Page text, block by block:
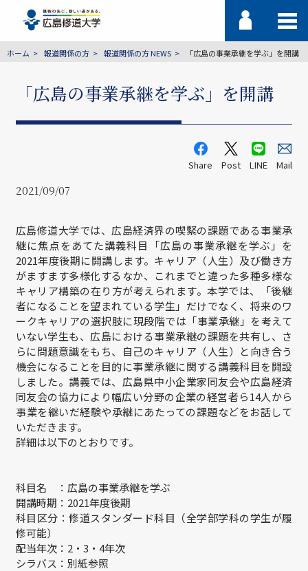
ホーム 報道関係の方 報道関係の方 NEWS 「広島の事業承継を学ぶ」を開講
「広島の事業承継を学ぶ」を開講
Share Post LINE Mail
2021/09/07
広島修道大学では、広島経済界の喫緊の課題である事業承
継に焦点をあてた講義科目「広島の事業承継を学ぶ」を
2021年度後期に開講します。キャリア（人生）及び働き方
がますます多様化するなか、これまでと違った多種多様な
キャリア構築の在り方が考えられます。本学では、「後継
者になることを望まれている学生」だけでなく、将来のワ
ークキャリアの選択肢に現段階では「事業承継」を考えて
いない学生も、広島における事業承継の課題を共有し、さ
らに問題意識をもち、自己のキャリア（人生）と向き合う
機会になることを目的に事業承継に関する講義科目を開設
しました。講義では、広島県中小企業家同友会や広島経済
同友会の協力により幅広い分野の企業の経営者ら14人から
事業を継いだ経験や承継にあたっての課題などをお話して
いただきます。
詳細は以下のとおりです。
科目名 ：広島の事業承継を学ぶ
開講時期：2021年度後期
科目区分：修道スタンダード科目（全学部学科の学生が履
修可能）
配当年次：2・3・4年次
シラバス：別紙参照